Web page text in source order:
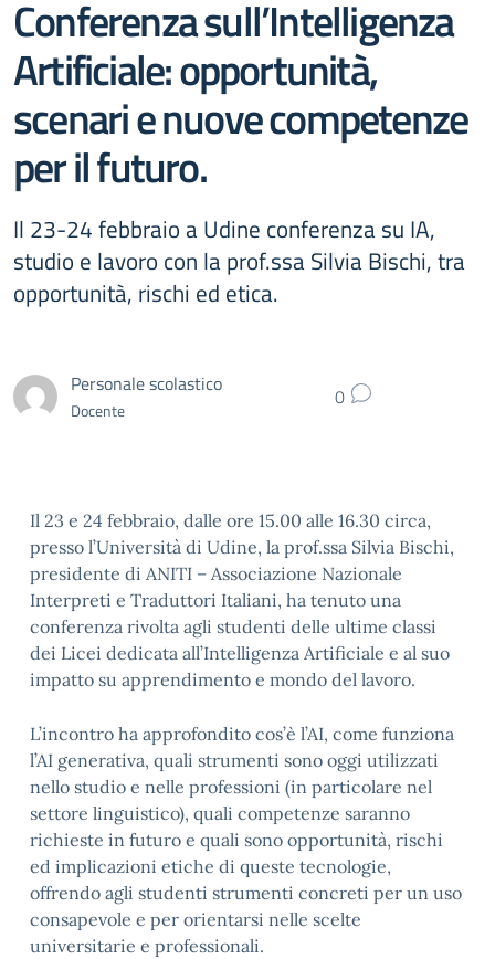
Conferenza sull’Intelligenza
Artificiale: opportunità,
scenari e nuove competenze
per il futuro.
Il 23-24 febbraio a Udine conferenza su IA,
studio e lavoro con la prof.ssa Silvia Bischi, tra
opportunità, rischi ed etica.
Personale scolastico
Docente 0
Il 23 e 24 febbraio, dalle ore 15.00 alle 16.30 circa,
presso l’Università di Udine, la prof.ssa Silvia Bischi,
presidente di ANITI – Associazione Nazionale
Interpreti e Traduttori Italiani, ha tenuto una
conferenza rivolta agli studenti delle ultime classi
dei Licei dedicata all’Intelligenza Artificiale e al suo
impatto su apprendimento e mondo del lavoro.
L’incontro ha approfondito cos’è l’AI, come funziona
l’AI generativa, quali strumenti sono oggi utilizzati
nello studio e nelle professioni (in particolare nel
settore linguistico), quali competenze saranno
richieste in futuro e quali sono opportunità, rischi
ed implicazioni etiche di queste tecnologie,
offrendo agli studenti strumenti concreti per un uso
consapevole e per orientarsi nelle scelte
universitarie e professionali.